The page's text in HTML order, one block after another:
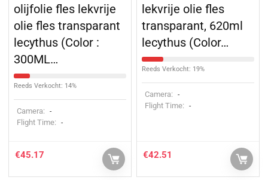
olijfolie fles lekvrije
olie fles transparant
lecythus (Color :
300ML…
Reeds Verkocht: 14%
Camera: -
Flight Time: -
€45.17
lekvrije olie fles
transparant, 620ml
lecythus (Color…
Reeds Verkocht: 19%
Camera: -
Flight Time: -
€42.51